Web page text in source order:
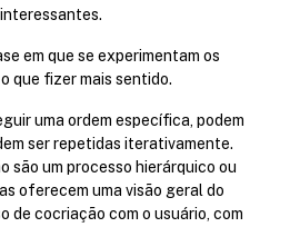
em que se experimentam os
que fizer mais sentido.
uma ordem específica, podem
ser repetidas iterativamente.
são um processo hierárquico ou
oferecem uma visão geral do
de cocriação com o usuário, com